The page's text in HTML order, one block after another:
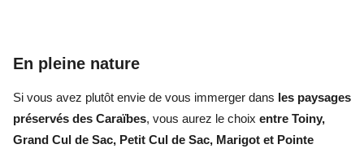
En pleine nature
Si vous avez plutôt envie de vous immerger dans les paysages
préservés des Caraïbes, vous aurez le choix entre Toiny,
Grand Cul de Sac, Petit Cul de Sac, Marigot et Pointe